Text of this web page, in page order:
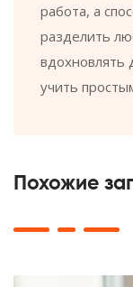
работа, а
разделить
вдохновлять
учить
Похожие